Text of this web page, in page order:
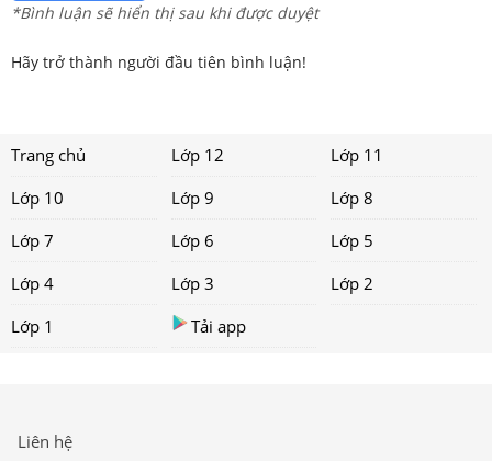
*Bình luận sẽ hiển thị sau khi được duyệt
Hãy trở thành người đầu tiên bình luận!
Trang chủ Lớp 12
Lớp 11
Lớp 10
Lớp 9
Lớp 8
Lớp 7
Lớp 6
Lớp 5
Lớp 4
Lớp 3
Lớp 2
Lớp 1
Tải app
Liên hệ